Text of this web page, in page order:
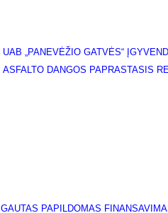
UAB „PANEVĖŽIO GATVĖS“
ASFALTO DANGOS PAPRASTASIS
GAUTAS PAPILDOMAS